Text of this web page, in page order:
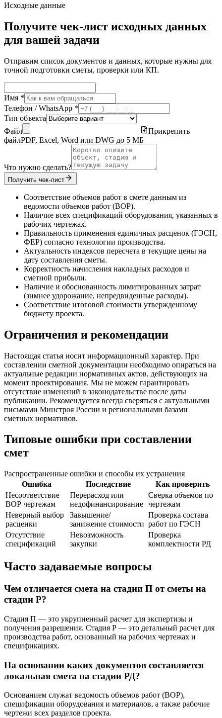
Исходные данные
Получите чек-лист исходных данных
для вашей задачи
Отправим список документов и данных, которые нужны для
точной подготовки сметы, проверки или КП.
Имя *
Телефон / WhatsApp *
Тип объекта
Файл
Прикрепить
файлPDF, Excel, Word или DWG до 5 МБ
Что нужно сделать?
Получить чек-лист
Соответствие объемов работ в смете данным из
ведомости объемов работ (ВОР).
Наличие всех спецификаций оборудования, указанных в
рабочих чертежах.
Правильность применения единичных расценок (ГЭСН,
ФЕР) согласно технологии производства.
Актуальность индексов пересчета в текущие цены на
дату составления сметы.
Корректность начисления накладных расходов и
сметной прибыли.
Наличие и обоснованность лимитированных затрат
(зимнее удорожание, непредвиденные расходы).
Соответствие итоговой стоимости утвержденному
бюджету проекта.
Ограничения и рекомендации
Настоящая статья носит информационный характер. При
составлении сметной документации необходимо опираться на
актуальные редакции нормативных актов, действующих на
момент проектирования. Мы не можем гарантировать
отсутствие изменений в законодательстве после даты
публикации. Рекомендуется всегда сверяться с актуальными
письмами Минстроя России и региональными базами
сметных нормативов.
Типовые ошибки при составлении
смет
Распространенные ошибки и способы их устранения
Ошибка
Последствие
Как проверить
Несоответствие
ВОР чертежам
Перерасход или
недофинансирование
Сверка объемов по
чертежам
Неверный выбор
расценки
Завышение/
занижение стоимости
Проверка состава
работ по ГЭСН
Отсутствие
спецификаций
Невозможность
закупки
Проверка
комплектности РД
Часто задаваемые вопросы
Чем отличается смета на стадии П от сметы на
стадии Р?
Стадия П — это укрупненный расчет для экспертизы и
получения разрешения. Стадия Р — это детальный расчет для
производства работ, основанный на рабочих чертежах и
спецификациях.
На основании каких документов составляется
локальная смета на стадии РД?
Основанием служат ведомость объемов работ (ВОР),
спецификации оборудования и материалов, а также рабочие
чертежи всех разделов проекта.